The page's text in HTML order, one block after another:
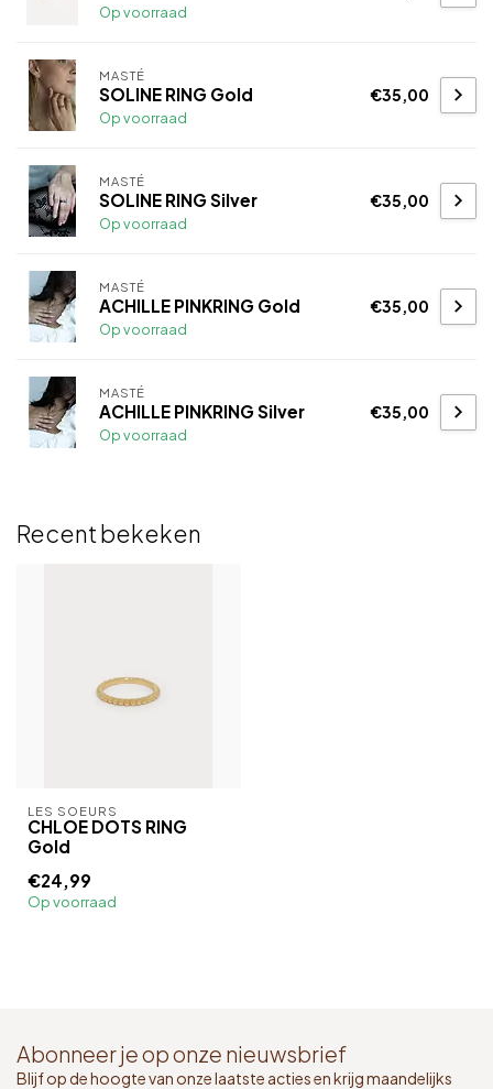
Op voorraad
MASTÉ
SOLINE RING Gold
Op voorraad
€35,00
MASTÉ
SOLINE RING Silver
Op voorraad
€35,00
MASTÉ
ACHILLE PINKRING Gold
Op voorraad
€35,00
MASTÉ
ACHILLE PINKRING Silver
Op voorraad
€35,00
Recent bekeken
LES SOEURS
CHLOE DOTS RING
Gold
€24,99
Op voorraad
Abonneer je op onze nieuwsbrief
Blijf op de hoogte van onze laatste acties en krijg maandelijks